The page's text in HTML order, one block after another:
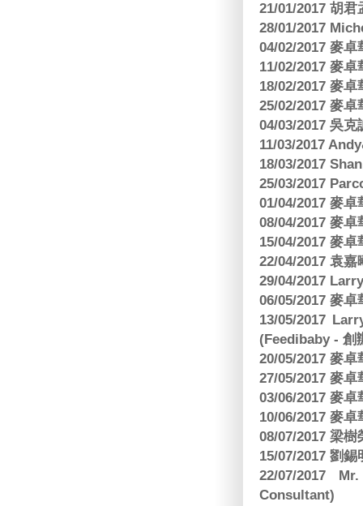
21/01/2017 胡
28/01/2017
04/02/2017 麥
11/02/2017 麥
18/02/2017 麥
25/02/2017 麥
04/03/2017 吳
11/03/2017
18/03/2017
25/03/2017
01/04/2017 麥
08/04/2017 麥
15/04/2017 麥
22/04/2017 袁
29/04/2017
06/05/2017 麥
13/05/2017
(Feedibaby - 創
20/05/2017 麥
27/05/2017 麥
03/06/2017 麥
10/06/2017 麥
08/07/2017 梁
15/07/2017 劉
22/07/2017
Consultant)